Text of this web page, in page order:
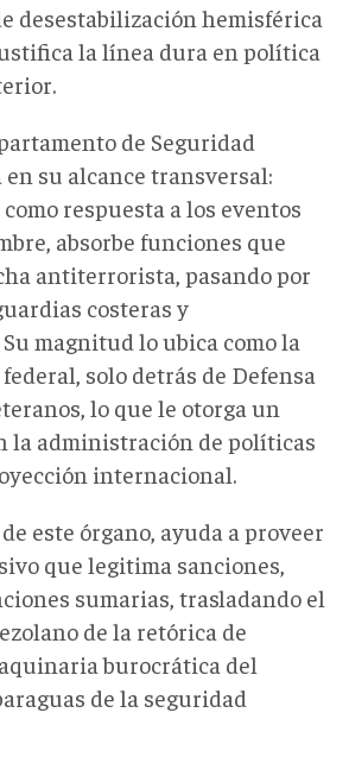
desestabilización hemisférica
la línea dura en política
de Seguridad
su alcance transversal:
respuesta a los eventos
absorbe funciones que
antiterrorista, pasando por
costeras y
magnitud lo ubica como la
solo detrás de Defensa
lo que le otorga un
la administración de políticas
internacional.
este órgano, ayuda a proveer
que legitima sanciones,
sumarias, trasladando el
de la retórica de
burocrática del
de la seguridad